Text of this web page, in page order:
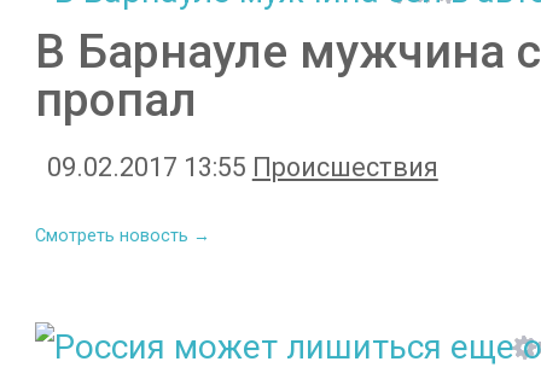
В Барнауле мужчина
пропал
09.02.2017 13:55 Происшествия
Смотреть новость →